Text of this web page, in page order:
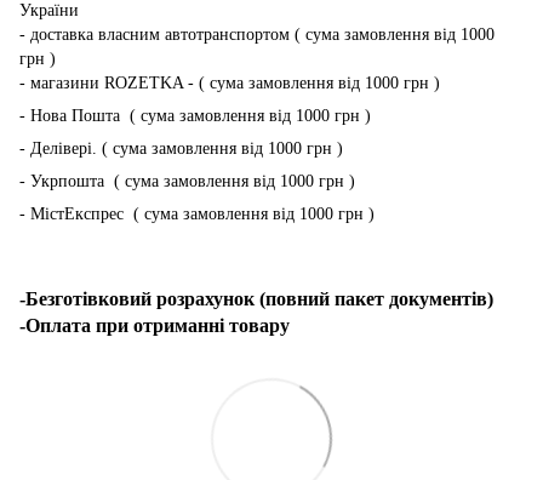
України
- доставка власним автотранспортом ( сума замовлення від 1000
грн )
- магазини ROZETKA - ( сума замовлення від 1000 грн )
- Нова Пошта ( сума замовлення від 1000 грн )
- Делівері. ( сума замовлення від 1000 грн )
- Укрпошта ( сума замовлення від 1000 грн )
- МістЕкспрес ( сума замовлення від 1000 грн )
-Безготівковий розрахунок (повний пакет документів)
-Оплата при отриманні товару